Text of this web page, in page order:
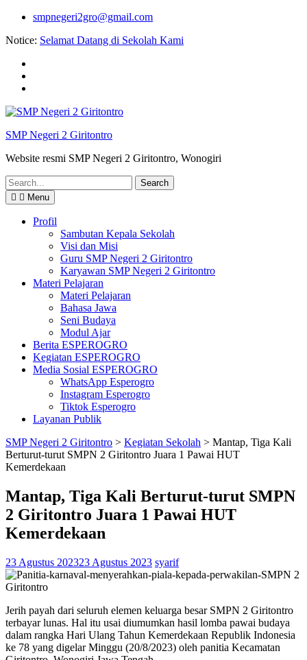
Skip
content
smpnegeri2gro@gmail.com
Notice: Selamat Datang di Sekolah Kami
SMP Negeri 2 Giritontro
Website resmi SMP Negeri 2 Giritontro, Wonogiri
Search
for:
Menu
Profil
Sambutan Kepala Sekolah
Visi dan Misi
Guru SMP Negeri 2 Giritontro
Karyawan SMP Negeri 2 Giritontro
Materi Pelajaran
Materi Pelajaran
Bahasa Jawa
Seni Budaya
Modul Ajar
Berita ESPEROGRO
Kegiatan ESPEROGRO
Media Sosial ESPEROGRO
WhatsApp Esperogro
Instagram Esperogro
Tiktok Esperogro
Layanan Publik
SMP Negeri 2 Giritontro > Kegiatan Sekolah > Mantap, Tiga Kali
Berturut-turut SMPN 2 Giritontro Juara 1 Pawai HUT
Kemerdekaan
Mantap, Tiga Kali Berturut-turut SMPN
2 Giritontro Juara 1 Pawai HUT
Kemerdekaan
23 Agustus 202323 Agustus 2023 syarif
Jerih payah dari seluruh elemen keluarga besar SMPN 2 Giritontro
terbayar lunas. Hal itu usai diumumkan hasil lomba pawai budaya
dalam rangka Hari Ulang Tahun Kemerdekaan Republik Indonesia
ke 78 yang digelar Minggu (20/8/2023) oleh panitia Kecamatan